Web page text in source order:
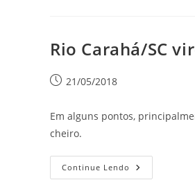
Rio Carahá/SC
21/05/2018
Em alguns pontos,
cheiro.
Continue Lendo